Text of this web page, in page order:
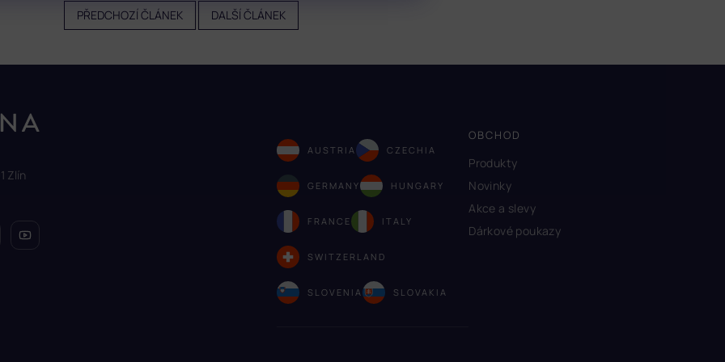
PŘEDCHOZÍ ČLÁNEK DALŠÍ ČLÁNEK
Zlín
AUSTRIA CZECHIA
GERMANY HUNGARY
FRANCE ITALY
SWITZERLAND
SLOVENIA SLOVAKIA
OBCHOD
Produkty
Novinky
Akce a slevy
Dárkové poukazy